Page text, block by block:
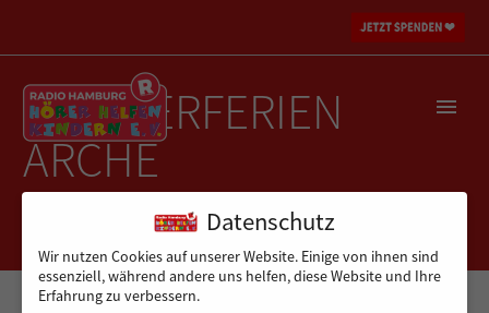
SOMMERFERIEN
ARCHE
Datenschutz
Wir nutzen Cookies auf unserer Website. Einige von ihnen sind
essenziell, während andere uns helfen, diese Website und Ihre
Erfahrung zu verbessern.